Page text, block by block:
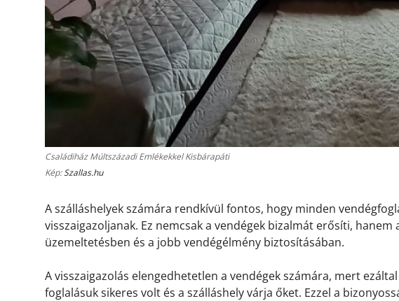
Családiház Múltszázadi Emlékekkel Kisbárapáti
Kép:Szallas.hu
A szálláshelyek számára rendkívül fontos, hogy minden
visszaigazoljanak. Ez nemcsak a vendégek bizalmát erősíti,
üzemeltetésben és a jobb vendégélmény biztosításában.
A visszaigazolás elengedhetetlen a vendégek számára, mert
foglalásuk sikeres volt és a szálláshely várja őket. Ezzel a